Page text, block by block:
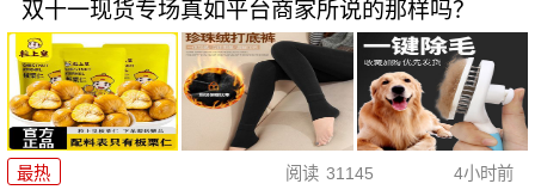
双十一现货专场真如平台商家所说的那样吗？
最热 阅读 31145 4小时前